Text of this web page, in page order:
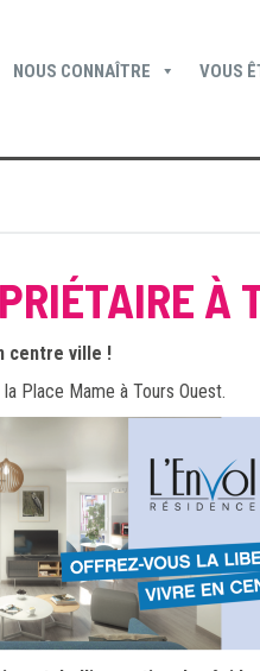
NOUS CONNAÎTRE VOUS
À
centre ville !
Place Mame à Tours Ouest.